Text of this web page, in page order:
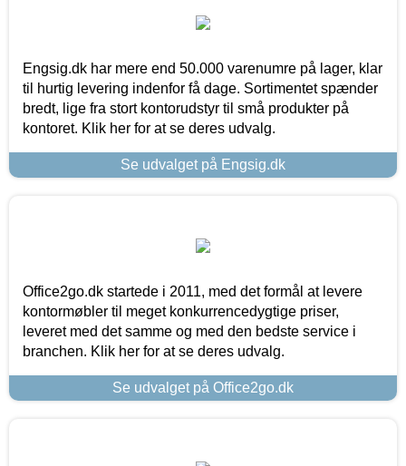
Engsig.dk har mere end 50.000 varenumre på lager, klar
til hurtig levering indenfor få dage. Sortimentet spænder
bredt, lige fra stort kontorudstyr til små produkter på
kontoret. Klik her for at se deres udvalg.
Se udvalget på Engsig.dk
Office2go.dk startede i 2011, med det formål at levere
kontormøbler til meget konkurrencedygtige priser,
leveret med det samme og med den bedste service i
branchen. Klik her for at se deres udvalg.
Se udvalget på Office2go.dk